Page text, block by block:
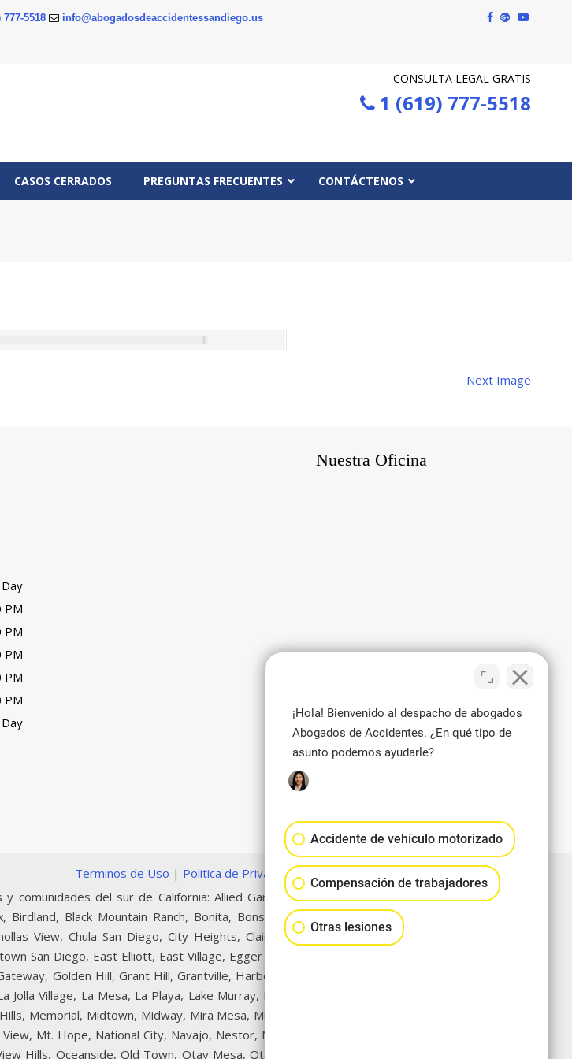
777-5518 info@abogadosdeaccidentessandiego.us
CONSULTA LEGAL GRATIS
1 (619) 777-5518
CASOS CERRADOS PREGUNTAS FRECUENTES CONTÁCTENOS
Next Image
PM
PM
PM
PM
PM
Nuestra Oficina
Terminos de Uso | Politica de Privacidad|
comunidades del sur de California: Allied Gardens, Alpine, Alta San
Black Mountain Ranch, Bonita, Bonsall, Border, Broadway
View, Chula San Diego, City Heights, Clairemont, College Area,
San Diego, East Elliott, East Village, Egger Highlands, El Cajon, El
Golden Hill, Grant Hill, Grantville, Harbor Island, Harborview,
Village, La Mesa, La Playa, Lake Murray, Lakeside, Lincoln Park,
Memorial, Midtown, Midway, Mira Mesa, Miramar, Miramar Ranch
Mt. Hope, National City, Navajo, Nestor, Normal Heights, North
Hills, Oceanside, Old Town, Otay Mesa, Otay Mesa West, Pacific
¡Hola! Bienvenido al despacho de abogados
Abogados de Accidentes. ¿En qué tipo de
asunto podemos ayudarle?
Accidente de vehículo motorizado
Compensación de trabajadores
Otras lesiones